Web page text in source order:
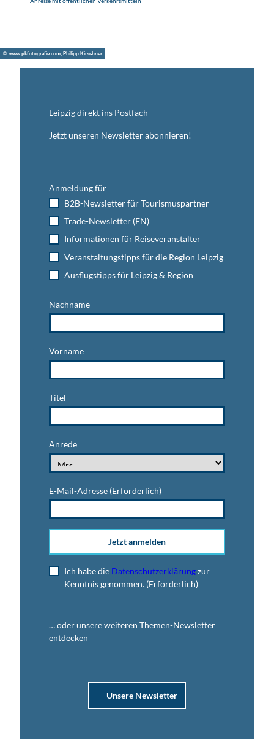
© www.pkfotografie.com, Philipp Kirschner
Leipzig direkt ins Postfach
Jetzt unseren Newsletter abonnieren!
Anmeldung für
B2B-Newsletter für Tourismuspartner
Trade-Newsletter (EN)
Informationen für Reiseveranstalter
Veranstaltungstipps für die Region Leipzig
Ausflugstipps für Leipzig & Region
Nachname
Vorname
Titel
Anrede
E-Mail-Adresse (Erforderlich)
Jetzt anmelden
Ich habe die Datenschutzerklärungzur
Kenntnis genommen. (Erforderlich)
… oder unsere weiteren Themen-Newsletter
entdecken
Unsere Newsletter